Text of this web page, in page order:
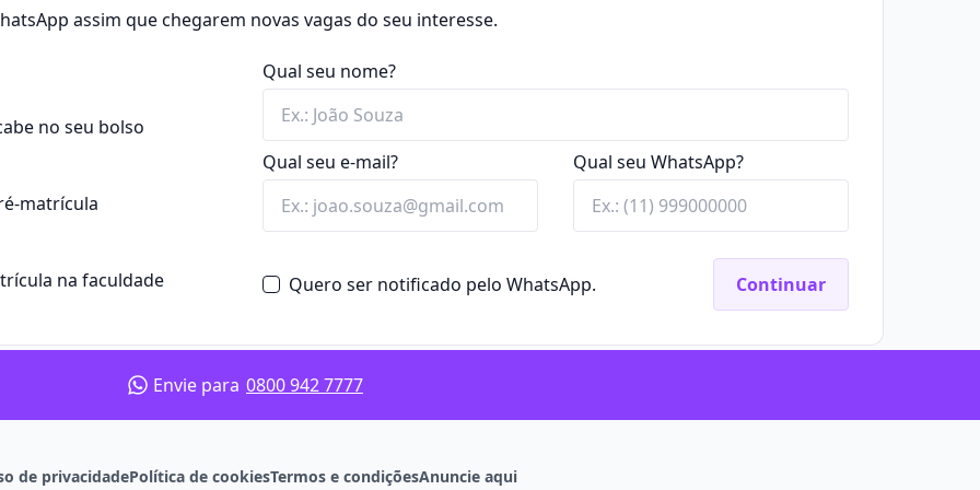
ou híbrido
departamentos de
e Desenvolvimento
semipresencial e a
em Nuvem,
Orientada a
Front-end,
Learning, Especialista
personalizadas.
assim que chegarem novas vagas do seu interesse.
no seu bolso
matrícula
na faculdade
Qual seu nome?
Qual seu e-mail? Qual seu WhatsApp?
Quero ser notificado pelo WhatsApp. Continuar
Envie para 0800 942 7777
de privacidadePolítica de cookiesTermos e condiçõesAnuncie aqui